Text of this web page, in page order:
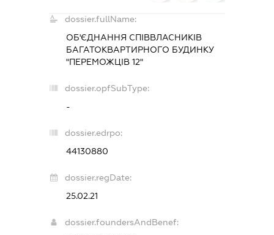
dossier.fullName:
ОБ'ЄДНАННЯ СПІВВЛАСНИКІВ
БАГАТОКВАРТИРНОГО БУДИНКУ
"ПЕРЕМОЖЦІВ 12"
dossier.opfSubType:
-
dossier.edrpo:
44130880
dossier.regDate:
25.02.21
dossier.foundersAndBenef: